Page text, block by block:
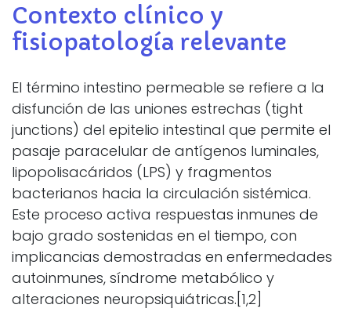
Contexto clínico y
fisiopatología relevante
El término intestino permeable se refiere a la
disfunción de las uniones estrechas (tight
junctions) del epitelio intestinal que permite el
pasaje paracelular de antígenos luminales,
lipopolisacáridos (LPS) y fragmentos
bacterianos hacia la circulación sistémica.
Este proceso activa respuestas inmunes de
bajo grado sostenidas en el tiempo, con
implicancias demostradas en enfermedades
autoinmunes, síndrome metabólico y
alteraciones neuropsiquiátricas.[1,2]